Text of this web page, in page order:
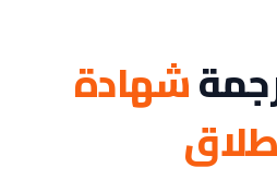
شهادة